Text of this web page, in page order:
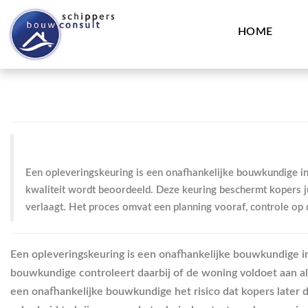
HOME
Een opleveringskeuring is een onafhankelijke
kwaliteit wordt beoordeeld. Deze keuring beschermt kopers
verlaagt. Het proces omvat een planning vooraf, controle
Een opleveringskeuring is een onafhankelijke
bouwkundige controleert daarbij of de woning voldoet aan
een onafhankelijke bouwkundige het risico dat kopers later